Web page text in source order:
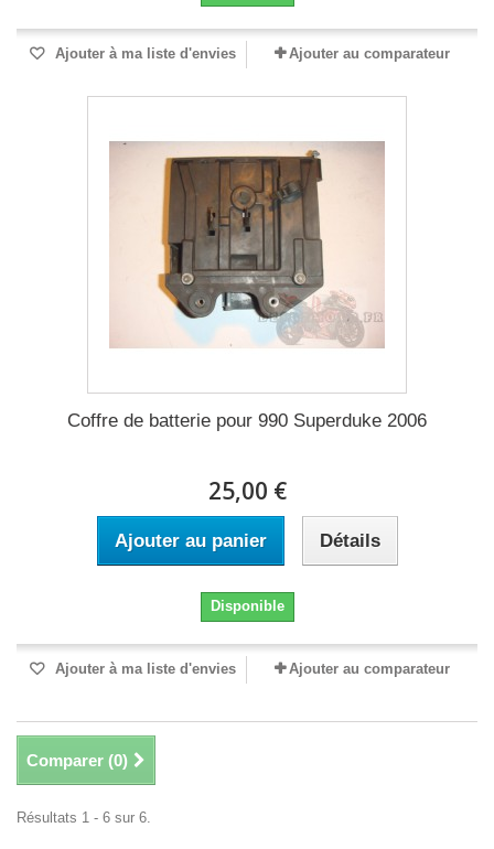
Ajouter à ma liste d'envies Ajouter au comparateur
Coffre de batterie pour 990 Superduke 2006
25,00 €
Ajouter au panier Détails
Disponible
Ajouter à ma liste d'envies Ajouter au comparateur
Comparer (0)
Résultats 1 - 6 sur 6.